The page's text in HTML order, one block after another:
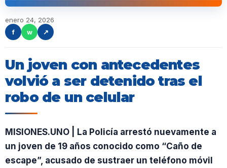
enero 24, 2026
f
w ↗
Un joven con antecedentes
volvió a ser detenido tras el
robo de un celular
MISIONES.UNO | La Policía arrestó nuevamente a
un joven de 19 años conocido como “Caño de
escape”, acusado de sustraer un teléfono móvil